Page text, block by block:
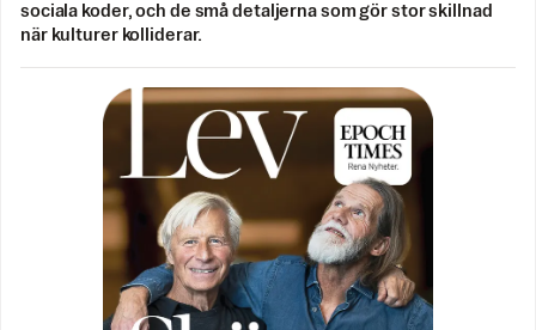
sociala koder, och de små detaljerna som gör stor skillnad
när kulturer kolliderar.